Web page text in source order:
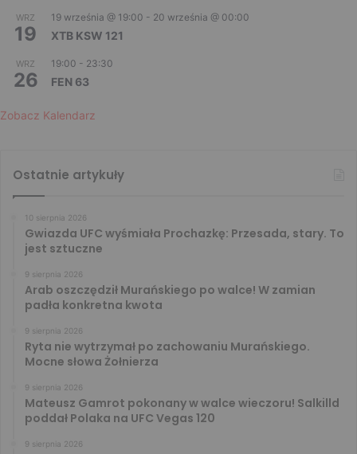
WRZ
19
19 września @ 19:00 - 20 września @ 00:00
XTB KSW 121
WRZ
26
19:00 - 23:30
FEN 63
Zobacz Kalendarz
Ostatnie artykuły
10 sierpnia 2026
Gwiazda UFC wyśmiała Prochazkę: Przesada, stary. To
jest sztuczne
9 sierpnia 2026
Arab oszczędził Murańskiego po walce! W zamian
padła konkretna kwota
9 sierpnia 2026
Ryta nie wytrzymał po zachowaniu Murańskiego.
Mocne słowa Żołnierza
9 sierpnia 2026
Mateusz Gamrot pokonany w walce wieczoru! Salkilld
poddał Polaka na UFC Vegas 120
9 sierpnia 2026